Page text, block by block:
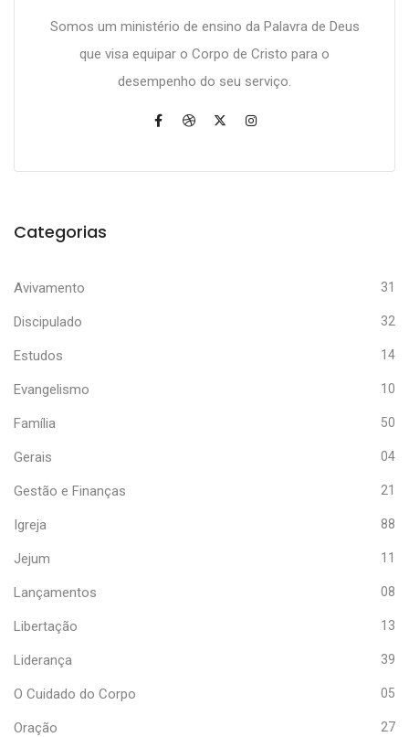
Somos um ministério de ensino da Palavra de Deus
que visa equipar o Corpo de Cristo para o
desempenho do seu serviço.
Categorias
Avivamento 31
Discipulado 32
Estudos 14
Evangelismo 10
Família 50
Gerais 04
Gestão e Finanças 21
Igreja 88
Jejum 11
Lançamentos 08
Libertação 13
Liderança 39
O Cuidado do Corpo 05
Oração 27